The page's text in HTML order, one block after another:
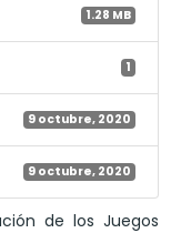
1.28 MB
1
9 octubre, 2020
9 octubre, 2020
de los Juegos